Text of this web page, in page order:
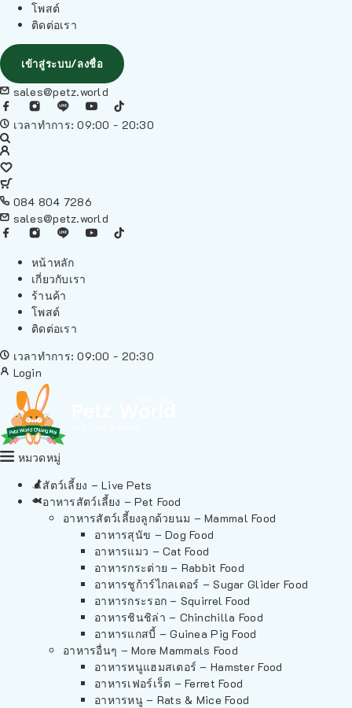
โพสต์
ติดต่อเรา
เข้าสู่ระบบ/ลงชื่อ
sales@petz.world
เวลาทำการ: 09:00 - 20:30
084 804 7286
sales@petz.world
หน้าหลัก
เกี่ยวกับเรา
ร้านค้า
โพสต์
ติดต่อเรา
เวลาทำการ: 09:00 - 20:30
Login
หมวดหมู่
สัตว์เลี้ยง – Live Pets
อาหารสัตว์เลี้ยง – Pet Food
อาหารสัตว์เลี้ยงลูกด้วยนม – Mammal Food
อาหารสุนัข – Dog Food
อาหารแมว – Cat Food
อาหารกระต่าย – Rabbit Food
อาหารชูก้าร์ไกลเดอร์ – Sugar Glider Food
อาหารกระรอก – Squirrel Food
อาหารชินชิล่า – Chinchilla Food
อาหารแกสบี้ – Guinea Pig Food
อาหารอื่นๆ – More Mammals Food
อาหารหนูแฮมสเตอร์ – Hamster Food
อาหารเฟอร์เร็ต – Ferret Food
อาหารหนู – Rats & Mice Food